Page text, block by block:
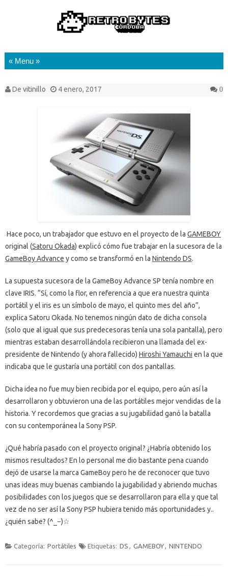
Saltar al contenido
De vitinillo 4 enero, 2017 0
Hace poco, un trabajador que estuvo en el proyecto de la GAMEBOY
original (Satoru Okada) explicó cómo fue trabajar en la sucesora de la
GameBoy Advance y como se transformó en la Nintendo DS.
La supuesta sucesora de la GameBoy Advance SP tenía nombre en
clave IRIS. “Sí, como la flor, en referencia a que era nuestra quinta
portátil y el iris es un símbolo de mayo, el quinto mes del año”,
explica Satoru Okada. No tenemos ningún dato de dicha consola
(solo que al igual que sus predecesoras tenía una sola pantalla), pero
mientras estaban desarrollándola recibieron una llamada del ex-
presidente de Nintendo (y ahora fallecido) Hiroshi Yamauchi en la que
indicaba que le gustaría una portátil con dos pantallas.
Dicha idea no fue muy bien recibida por el equipo, pero aún así la
desarrollaron y obtuvieron una de las portátiles mejor vendidas de la
historia. Y recordemos que gracias a su jugabilidad ganó la batalla
con su contemporánea la Sony PSP.
¿Qué habría pasado con el proyecto original? ¿Habría obtenido los
mismos resultados? En lo personal me dio bastante pena cuando
dejó de usarse la marca GameBoy pero he de reconocer que tuvo
unas ideas muy buenas cambiando la jugabilidad y abriendo muchas
posibilidades con los juegos que se desarrollaron para ella y que tal
vez de no ser así la Sony PSP hubiera tenido más oportunidades y..
¿quién sabe? (^_−)☆
Categoría: Portátiles Etiquetas: DS , GAMEBOY, NINTENDO